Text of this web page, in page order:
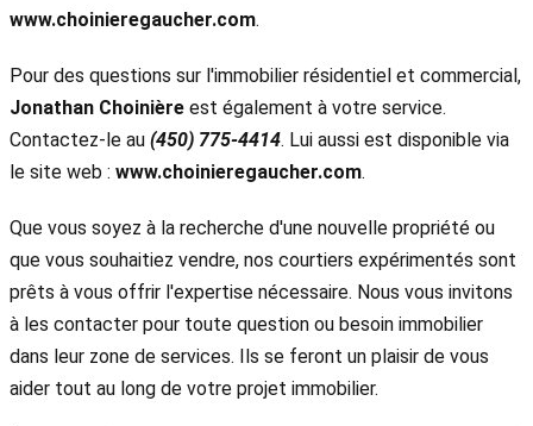
www.choinieregaucher.com.
Pour des questions sur l'immobilier résidentiel et commercial,
Jonathan Choinière est également à votre service.
Contactez-le au (450) 775-4414. Lui aussi est disponible via
le site web : www.choinieregaucher.com.
Que vous soyez à la recherche d'une nouvelle propriété ou
que vous souhaitiez vendre, nos courtiers expérimentés sont
prêts à vous offrir l'expertise nécessaire. Nous vous invitons
à les contacter pour toute question ou besoin immobilier
dans leur zone de services. Ils se feront un plaisir de vous
aider tout au long de votre projet immobilier.